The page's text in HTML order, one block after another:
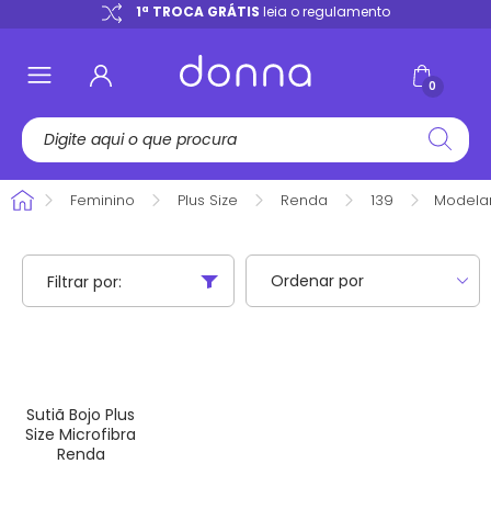
1ª TROCA GRÁTIS leia o regulamento
0
Feminino Plus Size Renda 139
Filtrar por:
Sutiã Bojo Plus
Size Microfibra
Renda